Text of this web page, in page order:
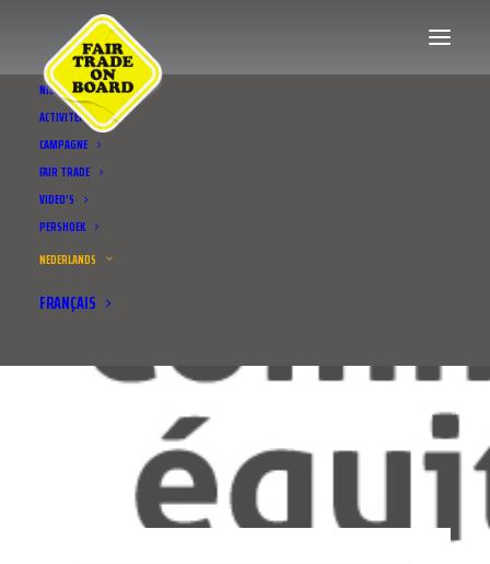
NIEUWS
ACTIVITEITEN
CAMPAGNE
FAIR TRADE
VIDEO’S
PERSHOEK
NEDERLANDS
FRANÇAIS